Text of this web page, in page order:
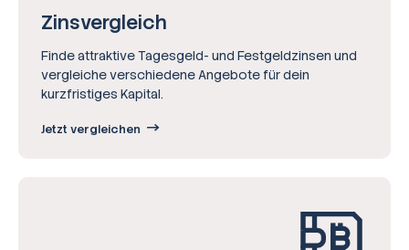
Zinsvergleich
Finde attraktive Tagesgeld- und Festgeldzinsen und
vergleiche verschiedene Angebote für dein
kurzfristiges Kapital.
Jetzt vergleichen